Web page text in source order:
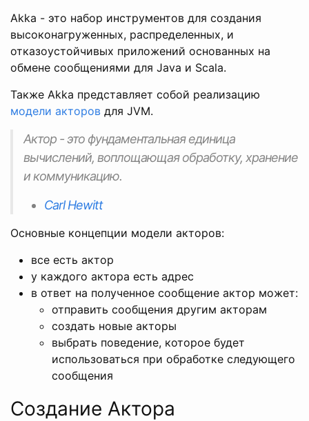
Akka - это набор инструментов для создания
высоконагруженных, распределенных, и
отказоустойчивых приложений основанных на
обмене сообщениями для Java и Scala.
Также Akka представляет собой реализацию
модели акторов для JVM.
Актор - это фундаментальная единица
вычислений, воплощающая обработку, хранение
и коммуникацию.
Carl Hewitt
Основные концепции модели акторов:
все есть актор
у каждого актора есть адрес
в ответ на полученное сообщение актор может:
отправить сообщения другим акторам
создать новые акторы
выбрать поведение, которое будет
использоваться при обработке следующего
сообщения
Создание Актора